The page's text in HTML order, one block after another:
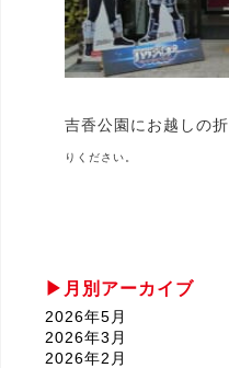
吉香公園にお越しの折
りください。
月別アーカイブ
2026年5月
2026年3月
2026年2月